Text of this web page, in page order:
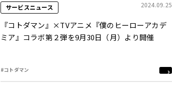
サービスニュース 2024.09.25
『コトダマン』×TVアニメ『僕のヒーローアカデ
ミア』コラボ第２弾を9月30日（月）より開催
#コトダマン